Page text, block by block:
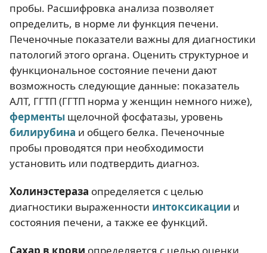
пробы. Расшифровка анализа позволяет
определить, в норме ли функция печени.
Печеночные показатели важны для диагностики
патологий этого органа. Оценить структурное и
функциональное состояние печени дают
возможность следующие данные: показатель
АЛТ, ГГТП (ГГТП норма у женщин немного ниже),
ферменты щелочной фосфатазы, уровень
билирубина и общего белка. Печеночные
пробы проводятся при необходимости
установить или подтвердить диагноз.
Холинэстераза определяется с целью
диагностики выраженности интоксикации и
состояния печени, а также ее функций.